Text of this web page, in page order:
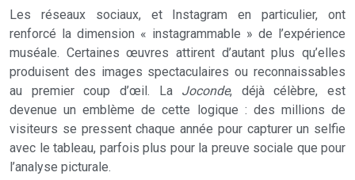
Les réseaux sociaux, et Instagram en particulier, ont
renforcé la dimension « instagrammable » de l’expérience
muséale. Certaines œuvres attirent d’autant plus qu’elles
produisent des images spectaculaires ou reconnaissables
au premier coup d’œil. La Joconde, déjà célèbre, est
devenue un emblème de cette logique : des millions de
visiteurs se pressent chaque année pour capturer un selfie
avec le tableau, parfois plus pour la preuve sociale que pour
l’analyse picturale.